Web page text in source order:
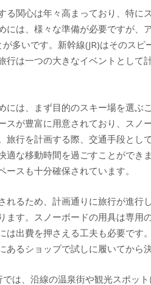
る関心は年々高まっており、特に
には、様々な準備が必要ですが、
多いです。新幹線(JR)はそのス
行は一つの大きなイベントとして
には、まず目的のスキー場を選ぶ
スが豊富に用意されており、スノ
旅行を計画する際、交通手段とし
適な移動時間を過ごすことができ
スも十分確保されています。
れるため、計画通りに旅行が進
ます。スノーボードの用具は専用
は出費を押さえる工夫も必要です
あるショップで試しに履いてから
では、沿線の温泉街や観光スポッ